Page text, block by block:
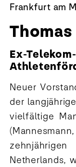
Frankfurt am
Ex-
Neuer
der
vielfältige
Netherlands,